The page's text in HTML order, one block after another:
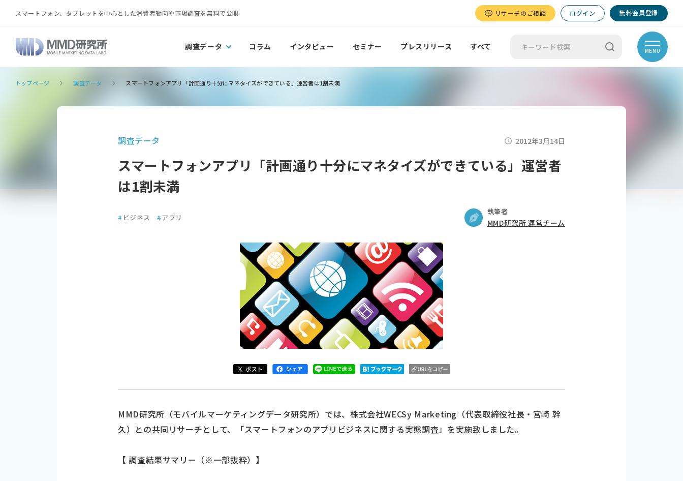
スマートフォン、タブレットを中心とした消費者動向や市場調査を無料で公開 リサーチのご相談 ログイン 無料会員登録
調査データ コラム インタビュー セミナー プレスリリース すべて MENU
トップページ 調査データ スマートフォンアプリ「計画通り十分にマネタイズができている」運営者は1割未満
調査データ 2012年3月14日
スマートフォンアプリ「計画通り十分にマネタイズができている」運営者
は1割未満
# ビジネス #アプリ
執筆者
MMD研究所 運営チーム
MMD研究所（モバイルマーケティングデータ研究所）では、株式会社WECSy Marketing（代表取締役社長・宮崎 幹
久）との共同リサーチとして、「スマートフォンのアプリビジネスに関する実態調査」を実施致しました。
【 調査結果サマリー（※一部抜粋）】